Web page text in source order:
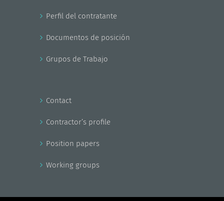
Perfil del contratante
Documentos de posición
Grupos de Trabajo
Contact
Contractor’s profile
Position papers
Working groups